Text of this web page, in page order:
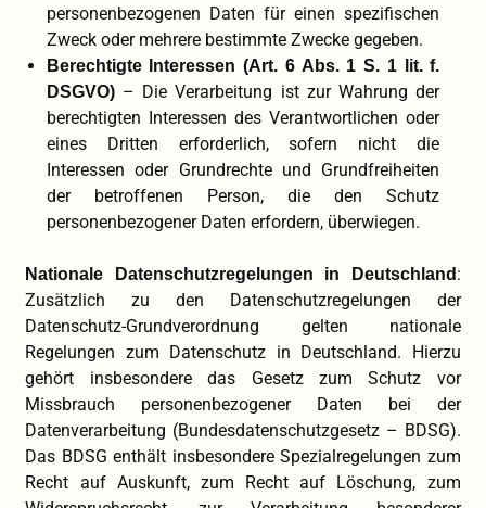
personenbezogenen Daten für einen spezifischen
Zweck oder mehrere bestimmte Zwecke gegeben.
Berechtigte Interessen (Art. 6 Abs. 1 S. 1 lit. f.
DSGVO)– Die Verarbeitung ist zur Wahrung der
berechtigten Interessen des Verantwortlichen oder
eines Dritten erforderlich, sofern nicht die
Interessen oder Grundrechte und Grundfreiheiten
der betroffenen Person, die den Schutz
personenbezogener Daten erfordern, überwiegen.
Nationale Datenschutzregelungen in Deutschland :
Zusätzlich zu den Datenschutzregelungen der
Datenschutz-Grundverordnung gelten nationale
Regelungen zum Datenschutz in Deutschland. Hierzu
gehört insbesondere das Gesetz zum Schutz vor
Missbrauch personenbezogener Daten bei der
Datenverarbeitung (Bundesdatenschutzgesetz – BDSG).
Das BDSG enthält insbesondere Spezialregelungen zum
Recht auf Auskunft, zum Recht auf Löschung, zum